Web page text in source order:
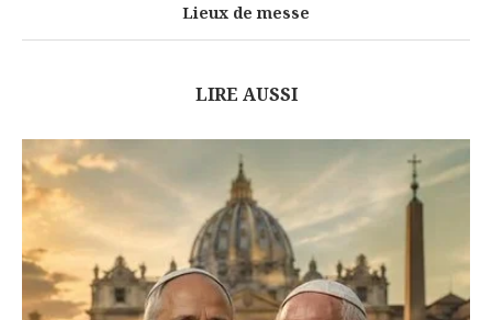
Lieux de messe
LIRE AUSSI